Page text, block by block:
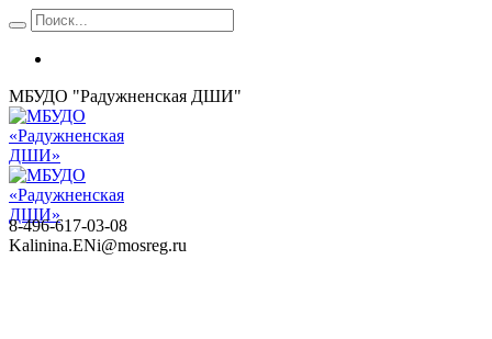
МБУДО "Радужненская ДШИ"
8-496-617-03-08
Kalinina.ENi@mosreg.ru